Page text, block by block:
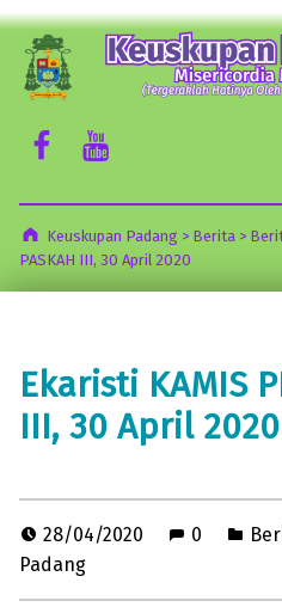
Facebook Komsos
Youtube
Keuskupan Padang > Berita>
PASKAH III, 30 April 2020
Ekaristi KAMIS
III, 30 April 2020
28/04/2020 0
Padang